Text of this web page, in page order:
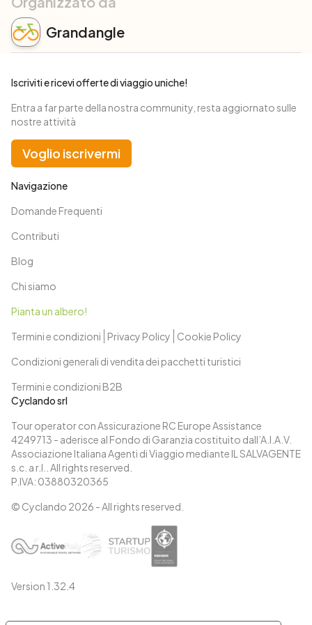
Grandangle
Cyclando srl
Tour operator con Assicurazione RC Europe Assistance
4249713 - aderisce al Fondo di Garanzia costituito dall’A.I.A.V.
Associazione Italiana Agenti di Viaggio mediante IL SALVAGENTE
s.c. a r.l.. All rights reserved.
P.IVA: 03880320365
© Cyclando 2026 - All rights reserved.
Version 1.32.4
Navigazione
Domande Frequenti
Contributi
Blog
Chi siamo
Pianta un albero!
Termini e condizioni
Privacy Policy
Cookie Policy
Condizioni generali di vendita dei pacchetti turistici
Termini e condizioni B2B
Iscriviti e ricevi offerte di viaggio uniche!
Entra a far parte della nostra community, resta aggiornato sulle
nostre attività
Voglio iscrivermi